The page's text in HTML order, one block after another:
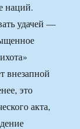
наций.
удачей —
внезапной
это
акта,